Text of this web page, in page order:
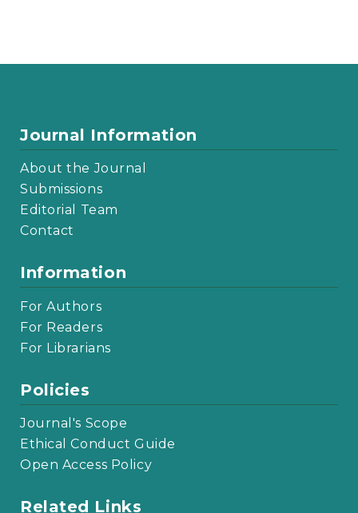
Journal Information
About the Journal
Submissions
Editorial Team
Contact
Information
For Authors
For Readers
For Librarians
Policies
Journal's Scope
Ethical Conduct Guide
Open Access Policy
Related Links